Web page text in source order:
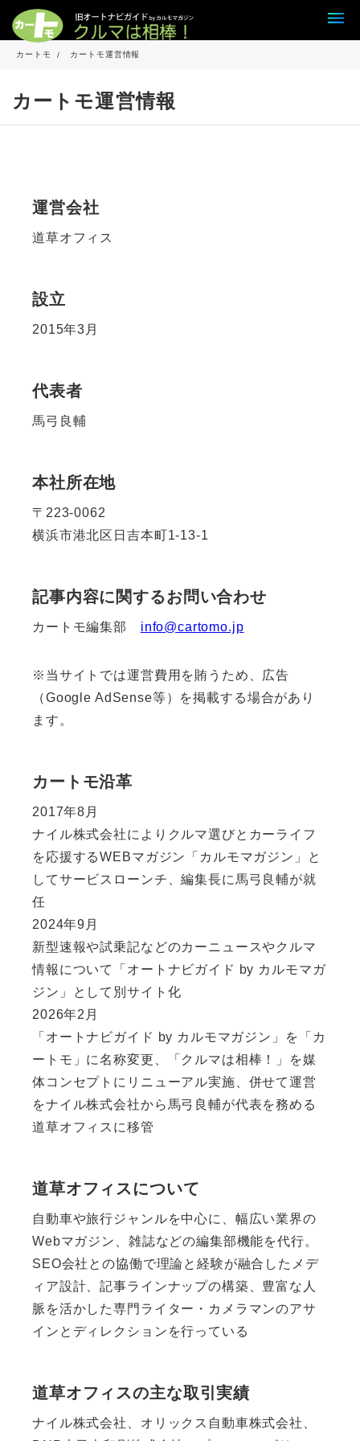
カートモ カートモ運営情報
カートモ運営情報
運営会社
道草オフィス
設立
2015年3月
代表者
馬弓良輔
本社所在地
〒223-0062
横浜市港北区日吉本町1-13-1
記事内容に関するお問い合わせ
カートモ編集部 info@cartomo.jp
※当サイトでは運営費用を賄うため、広告
（Google AdSense等）を掲載する場合があり
ます。
カートモ沿革
2017年8月
ナイル株式会社によりクルマ選びとカーライフ
を応援するWEBマガジン「カルモマガジン」と
してサービスローンチ、編集長に馬弓良輔が就
任
2024年9月
新型速報や試乗記などのカーニュースやクルマ
情報について「オートナビガイド by カルモマガ
ジン」として別サイト化
2026年2月
「オートナビガイド by カルモマガジン」を「カ
ートモ」に名称変更、「クルマは相棒！」を媒
体コンセプトにリニューアル実施、併せて運営
をナイル株式会社から馬弓良輔が代表を務める
道草オフィスに移管
道草オフィスについて
自動車や旅行ジャンルを中心に、幅広い業界の
Webマガジン、雑誌などの編集部機能を代行。
SEO会社との協働で理論と経験が融合したメデ
ィア設計、記事ラインナップの構築、豊富な人
脈を活かした専門ライター・カメラマンのアサ
インとディレクションを行っている
道草オフィスの主な取引実績
ナイル株式会社、オリックス自動車株式会社、